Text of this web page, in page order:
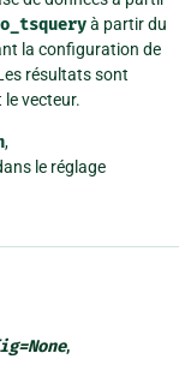
à partir du
la configuration de
résultats sont
vecteur.
,
le réglage
=None,